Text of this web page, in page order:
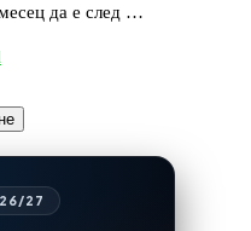
да е след …
27